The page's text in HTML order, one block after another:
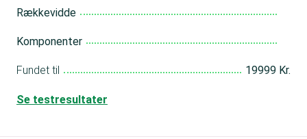
Rækkevidde
Komponenter
Fundet til 19999 Kr.
Se testresultater